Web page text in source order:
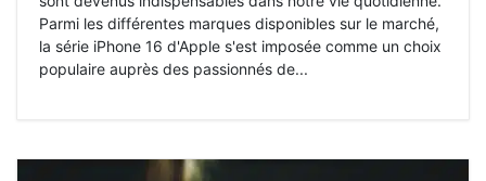
Parmi les différentes marques disponibles sur le marché,
la série iPhone 16 d'Apple s'est imposée comme un choix
populaire auprès des passionnés de...